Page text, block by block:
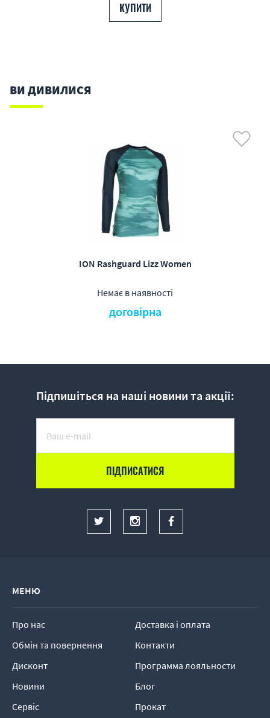
КУПИТИ
ВИ ДИВИЛИСЯ
ION Rashguard Lizz Women
Немає в наявності
договірна
Підпишіться на наші новини та акції:
МЕНЮ
Про нас
Доставка і оплата
Обмін та повернення
Контакти
Дисконт
Программа лояльности
Новини
Блог
Сервіс
Прокат